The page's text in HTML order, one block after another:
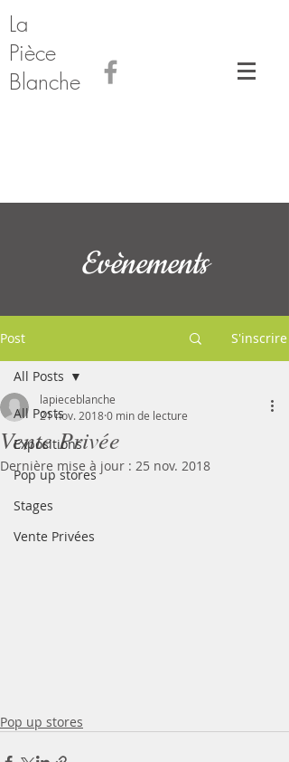
La
Pièce
Blanche
Evènements
Post S'inscrire
All Posts
Expositions
Pop up stores
Stages
Vente Privées
All Posts
Vente Privée
lapieceblanche
21 nov. 20180 min de lecture
Dernière mise à jour : 25 nov. 2018
Pop up stores